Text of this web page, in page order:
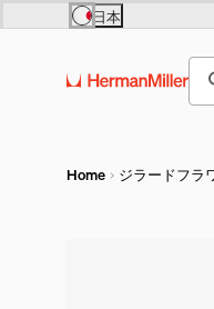
Skip to main content
Europe
United Kingdom (£)
France (€)
Deutschland (€)
Luxembourg (€)
日本
Home ジラードフラ